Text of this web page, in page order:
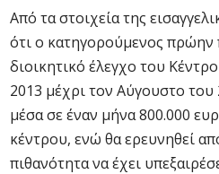
Από τα στοιχεία της
ότι ο κατηγορούμενος πρώην
διοικητικό έλεγχο του
2013 μέχρι τον Αύγουστο του
μέσα σε έναν μήνα 800.000
κέντρου, ενώ θα ερευνηθεί
πιθανότητα να έχει